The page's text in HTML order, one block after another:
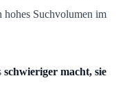
hohes Suchvolumen im
schwieriger macht, sie